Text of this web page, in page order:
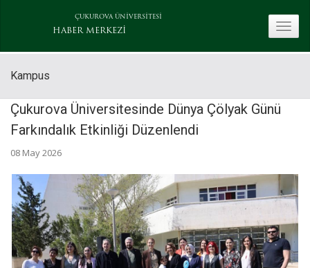
ÇUKUROVA ÜNİVERSİTESİ
HABER MERKEZİ
Kampus
Çukurova Üniversitesinde Dünya Çölyak Günü
Farkındalık Etkinliği Düzenlendi
08 May 2026